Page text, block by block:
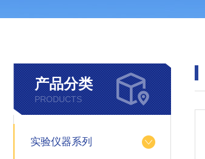
产品分类
PRODUCTS
实验仪器系列